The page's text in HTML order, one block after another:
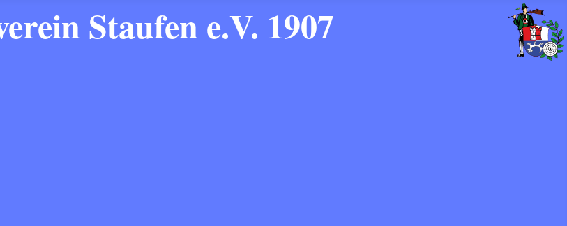
Staufen e.V. 1907